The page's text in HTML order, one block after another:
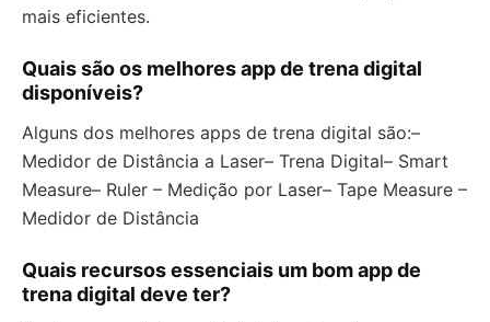
mais eficientes.
Quais são os melhores app de trena digital
disponíveis?
Alguns dos melhores apps de trena digital são:–
Medidor de Distância a Laser– Trena Digital– Smart
Measure– Ruler – Medição por Laser– Tape Measure –
Medidor de Distância
Quais recursos essenciais um bom app de
trena digital deve ter?